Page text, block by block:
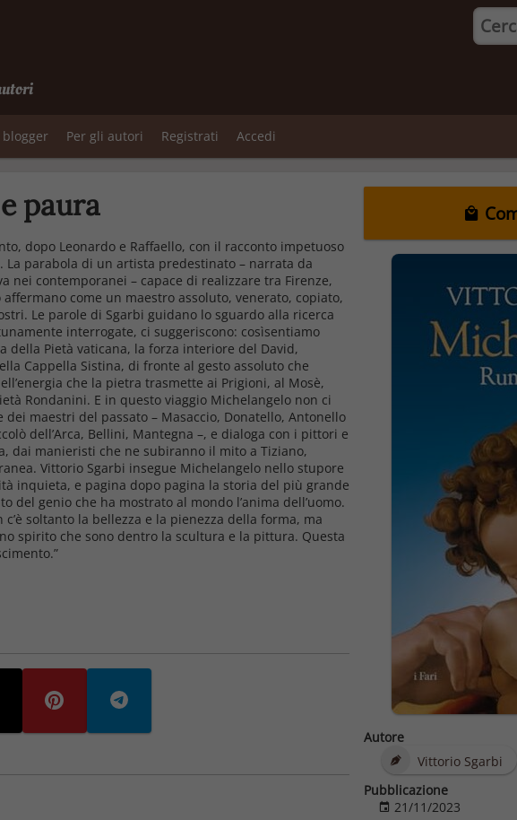
blogger Per gli autori Registrati Accedi
paura
Autore
Vittorio Sgarbi
Pubblicazione
21/11/2023
dopo Leonardo e Raffaello, con il racconto impetuoso
parabola di un artista predestinato – narrata da
nei contemporanei – capace di realizzare tra Firenze,
come un maestro assoluto, venerato, copiato,
Le parole di Sgarbi guidano lo sguardo alla ricerca
interrogate, ci suggeriscono: cosìsentiamo
della Pietà vaticana, la forza interiore del David,
Cappella Sistina, di fronte al gesto assoluto che
che la pietra trasmette ai Prigioni, al Mosè,
Rondanini. E in questo viaggio Michelangelo non ci
maestri del passato – Masaccio, Donatello, Antonello
dell’Arca, Bellini, Mantegna –, e dialoga con i pittori e
dai manieristi che ne subiranno il mito a Tiziano,
Vittorio Sgarbi insegue Michelangelo nello stupore
inquieta, e pagina dopo pagina la storia del più grande
genio che ha mostrato al mondo l’anima dell’uomo.
soltanto la bellezza e la pienezza della forma, ma
spirito che sono dentro la scultura e la pittura. Questa